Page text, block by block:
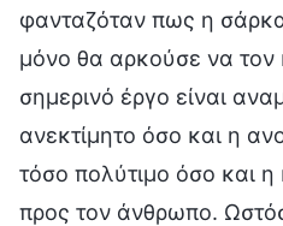
φανταζόταν πως η
μόνο θα αρκούσε να τον
σημερινό έργο είναι
ανεκτίμητο όσο και η
τόσο πολύτιμο όσο και
προς τον άνθρωπο.